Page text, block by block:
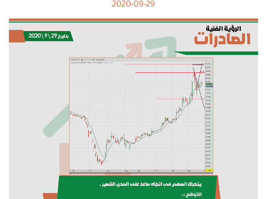
2020-09-29